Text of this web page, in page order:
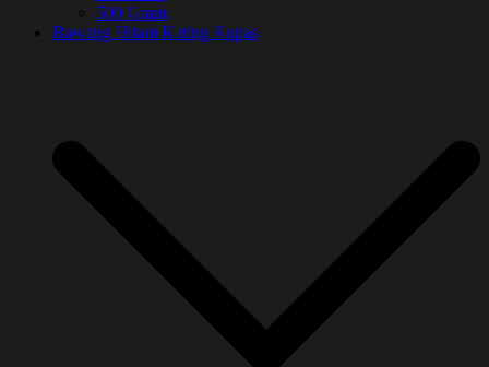
500 Gram
Bawang Hitam Kating Kupas